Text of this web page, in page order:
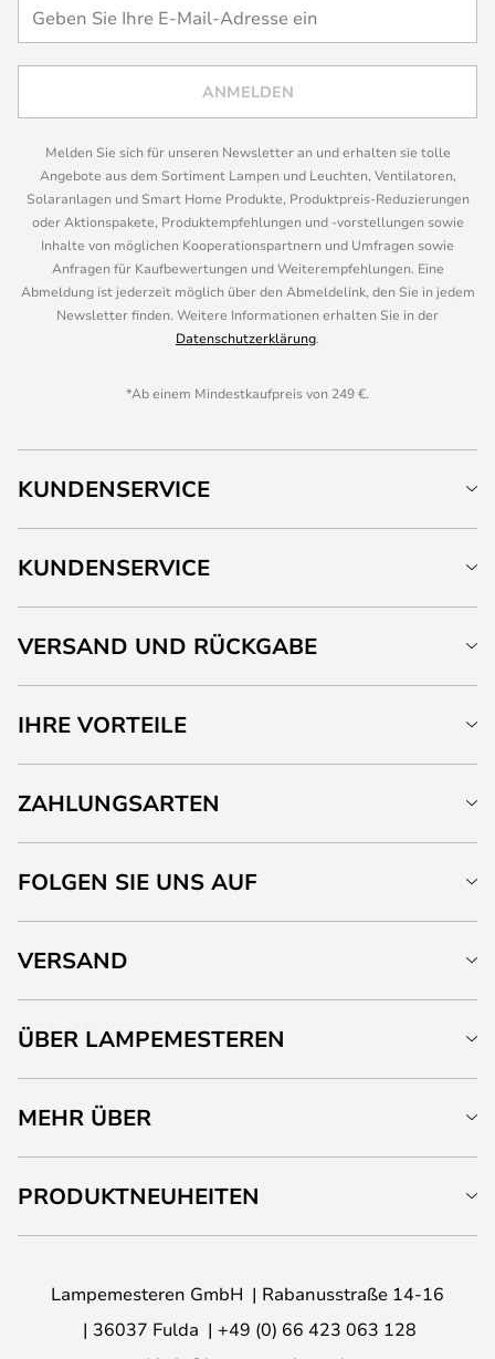
ANMELDEN
Melden Sie sich für unseren Newsletter an und erhalten sie tolle
Angebote aus dem Sortiment Lampen und Leuchten, Ventilatoren,
Solaranlagen und Smart Home Produkte, Produktpreis-Reduzierungen
oder Aktionspakete, Produktempfehlungen und -vorstellungen sowie
Inhalte von möglichen Kooperationspartnern und Umfragen sowie
Anfragen für Kaufbewertungen und Weiterempfehlungen. Eine
Abmeldung ist jederzeit möglich über den Abmeldelink, den Sie in jedem
Newsletter finden. Weitere Informationen erhalten Sie in der
Datenschutzerklärung.
*Ab einem Mindestkaufpreis von 249 €.
KUNDENSERVICE
KUNDENSERVICE
VERSAND UND RÜCKGABE
IHRE VORTEILE
ZAHLUNGSARTEN
FOLGEN SIE UNS AUF
VERSAND
ÜBER LAMPEMESTEREN
MEHR ÜBER
PRODUKTNEUHEITEN
Lampemesteren GmbH
Rabanusstraße 14-16
36037 Fulda
+49 (0) 66 423 063 128